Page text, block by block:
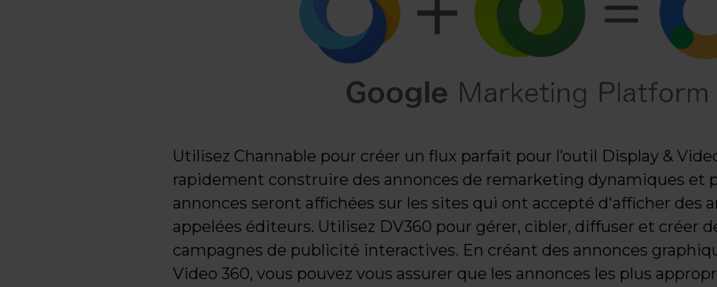
Utilisez Channable pour créer un flux parfait pour l’outil Display &
rapidement construire des annonces de remarketing dynamiques et
annonces seront affichées sur les sites qui ont accepté d'afficher des
appelées éditeurs. Utilisez DV360 pour gérer, cibler, diffuser et créer
campagnes de publicité interactives. En créant des annonces
Video 360, vous pouvez vous assurer que les annonces les plus